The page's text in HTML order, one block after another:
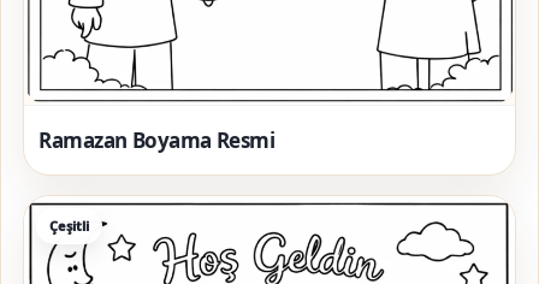
Ramazan Boyama Resmi
Çeşitli